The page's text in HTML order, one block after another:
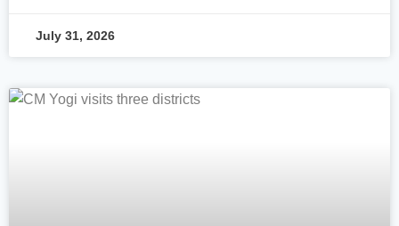
July 31, 2026